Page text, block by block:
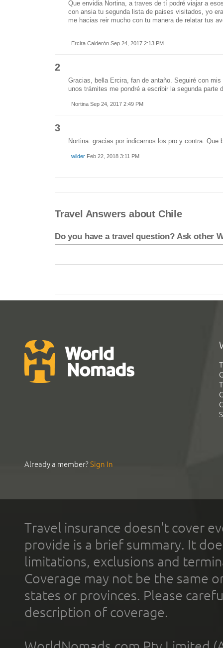
Que envidia Nortina, a traves de tí podré viajar a
con ansia tu segunda lista de paises visitados, yo
me hacias reir mucho con tu manera de relatar tus
Ercira Calderón Sep 24, 2017 2:13 PM
2
Gracias, bella Ercira, fan de antaño. Seguiré con
unos trámites me pondré a escribir la segunda parte
Nortina Sep 24, 2017 2:49 PM
3
Nortina: gracias por indicarnos los pro y contra. Que
wilderFeb 22, 2018 3:11 PM
Travel Answers about Chile
Do you have a travel question? Ask other
Already a member?Sign In
Travel insurance doesn't cover
provide is a brief summary. It
limitations, exclusions and
Coverage may not be the same
states or provinces. Please
description of coverage.